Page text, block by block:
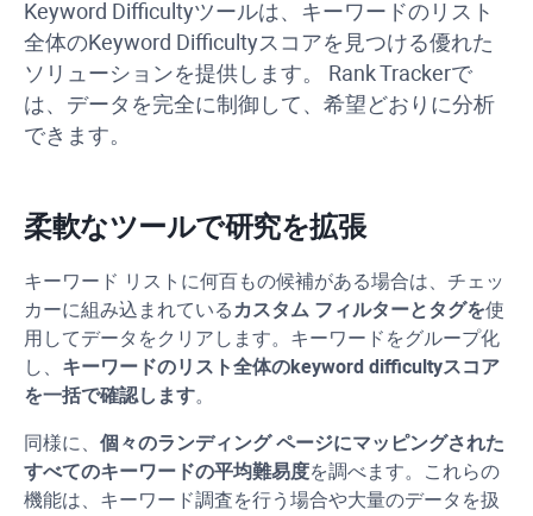
Keyword Difficultyツールは、キーワードのリスト
全体のKeyword Difficultyスコアを見つける優れた
ソリューションを提供します。 Rank Trackerで
は、データを完全に制御して、希望どおりに分析
できます。
柔軟なツールで研究を拡張
キーワード リストに何百もの候補がある場合は、チェッ
カーに組み込まれている カスタム フィルターとタグを使
用してデータをクリアします。キーワードをグループ化
し、 キーワードのリスト全体のkeyword difficultyスコア
を一括で確認します。
同様に、 個々のランディング ページにマッピングされた
すべてのキーワードの平均難易度を調べます。これらの
機能は、キーワード調査を行う場合や大量のデータを扱